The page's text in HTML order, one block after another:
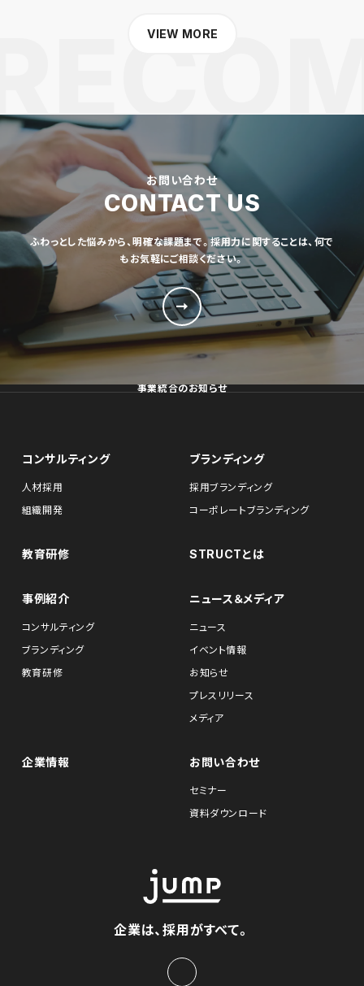
VIEW MORE
お問い合わせ
CONTACT US
ふわっとした悩みから、明確な課題まで。採用力に関することは、何で
もお気軽にご相談ください。
事業統合のお知らせ
コンサルティング
人材採用
組織開発
ブランディング
採用ブランディング
コーポレートブランディング
教育研修 STRUCTとは
事例紹介
コンサルティング
ブランディング
教育研修
ニュース＆メディア
ニュース
イベント情報
お知らせ
プレスリリース
メディア
企業情報 お問い合わせ
セミナー
資料ダウンロード
企業は、採用がすべて。